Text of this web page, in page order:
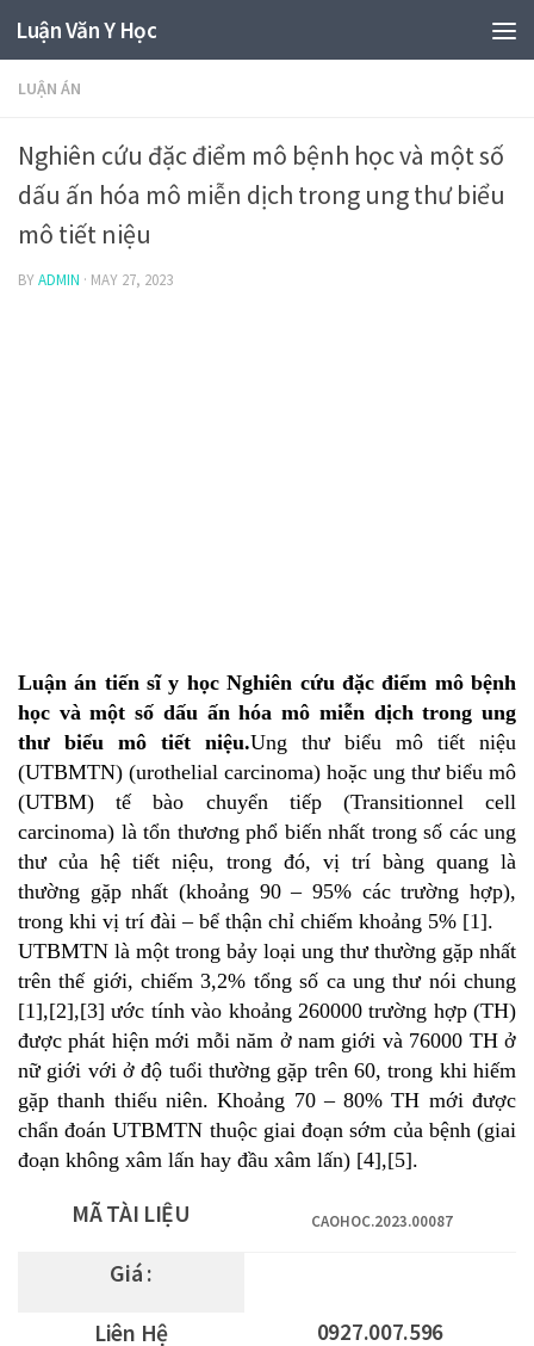
Luận Văn Y Học
LUẬN ÁN
Nghiên cứu đặc điểm mô bệnh học và một số
dấu ấn hóa mô miễn dịch trong ung thư biểu
mô tiết niệu
BYADMIN · MAY 27, 2023
Luận án tiến sĩ y học Nghiên cứu đặc điểm mô bệnh
học và một số dấu ấn hóa mô miễn dịch trong ung
thư biểu mô tiết niệu.Ung thư biểu mô tiết niệu
(UTBMTN) (urothelial carcinoma) hoặc ung thư biểu mô
(UTBM) tế bào chuyển tiếp (Transitionnel cell
carcinoma) là tổn thương phổ biến nhất trong số các ung
thư của hệ tiết niệu, trong đó, vị trí bàng quang là
thường gặp nhất (khoảng 90 – 95% các trường hợp),
trong khi vị trí đài – bể thận chỉ chiếm khoảng 5% [1].
UTBMTN là một trong bảy loại ung thư thường gặp nhất
trên thế giới, chiếm 3,2% tổng số ca ung thư nói chung
[1],[2],[3] ước tính vào khoảng 260000 trường hợp (TH)
được phát hiện mới mỗi năm ở nam giới và 76000 TH ở
nữ giới với ở độ tuổi thường gặp trên 60, trong khi hiếm
gặp thanh thiếu niên. Khoảng 70 – 80% TH mới được
chẩn đoán UTBMTN thuộc giai đoạn sớm của bệnh (giai
đoạn không xâm lấn hay đầu xâm lấn) [4],[5].
MÃ TÀI LIỆU CAOHOC.2023.00087
Giá :
Liên Hệ 0927.007.596